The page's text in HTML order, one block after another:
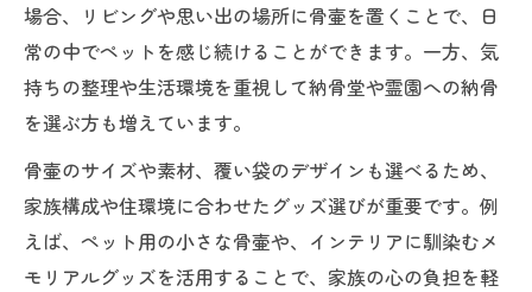
場合、リビングや思い出の場所に骨壷を置くことで、日
常の中でペットを感じ続けることができます。一方、気
持ちの整理や生活環境を重視して納骨堂や霊園への納骨
を選ぶ方も増えています。
骨壷のサイズや素材、覆い袋のデザインも選べるため、
家族構成や住環境に合わせたグッズ選びが重要です。例
えば、ペット用の小さな骨壷や、インテリアに馴染むメ
モリアルグッズを活用することで、家族の心の負担を軽